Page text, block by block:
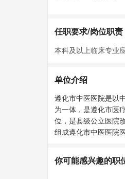
任职要求/岗位职责
本科及以上临床专业
单位介绍
遵化市中医医院是以
为一体，是遵化市医
位，是县级公立医院
组成遵化市中医医院
疗保障体系，为全市
疗、康复、养老为一
你可能感兴趣的职